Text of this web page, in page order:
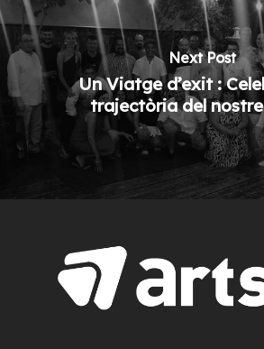
Next Post
Un Viatge d’exit :
trajectòria del